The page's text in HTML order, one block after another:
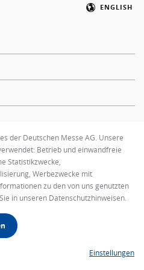
ENGLISH
der Deutschen Messe AG. Unsere
Betrieb und einwandfreie
Statistikzwecke,
Werbezwecke mit
zu den von uns genutzten
in unseren Datenschutzhinweisen.
Einstellungen